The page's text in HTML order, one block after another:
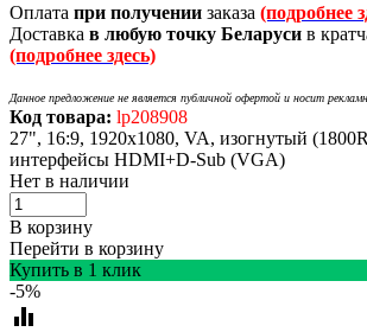
Оплата при получении заказа (подробнее
Доставка в любую точку Беларуси в
(подробнее здесь)
Данное предложение не является публичной офертой и носит
Код товара: lp208908
27", 16:9, 1920x1080, VA, изогнутый
интерфейсы HDMI+D-Sub (VGA)
Нет в наличии
В корзину
Перейти в корзину
Купить в 1 клик
-5%
equalizer